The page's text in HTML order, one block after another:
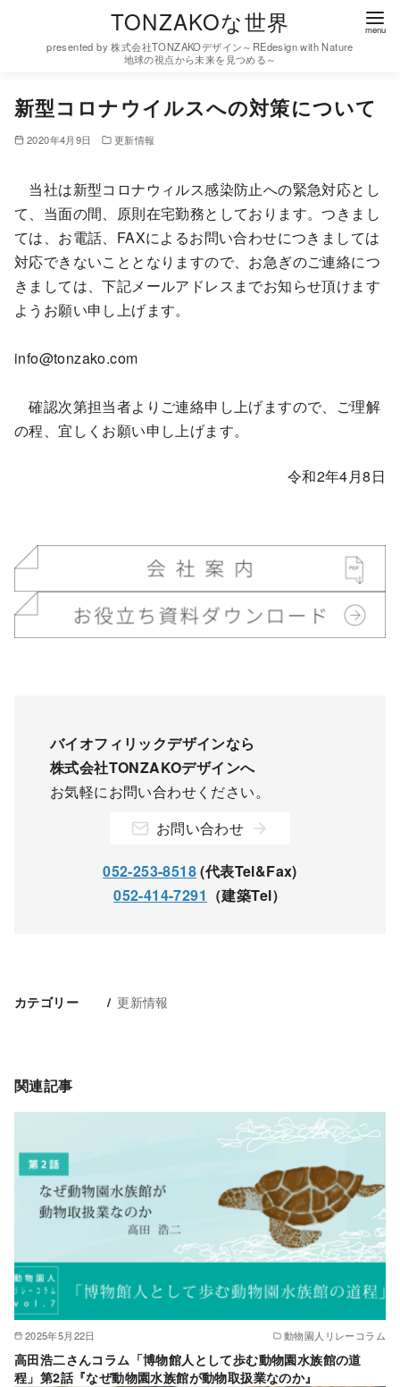
TONZAKOな世界
presented by 株式会社TONZAKOデザイン～REdesign with Nature
地球の視点から未来を見つめる～
新型コロナウイルスへの対策について
2020年4月9日 更新情報
当社は新型コロナウィルス感染防止への緊急対応とし
て、当面の間、原則在宅勤務としております。つきまし
ては、お電話、FAXによるお問い合わせにつきましては
対応できないこととなりますので、お急ぎのご連絡につ
きましては、下記メールアドレスまでお知らせ頂けます
ようお願い申し上げます。
info@tonzako.com
確認次第担当者よりご連絡申し上げますので、ご理解
の程、宜しくお願い申し上げます。
令和2年4月8日
バイオフィリックデザインなら
株式会社TONZAKOデザインへ
お気軽にお問い合わせください。
お問い合わせ
052-253-8518(代表Tel&Fax)
052-414-7291 （建築Tel）
カテゴリー 更新情報
関連記事
2025年5月22日 動物園人リレーコラム
高田浩二さんコラム「博物館人として歩む動物園水族館の道
程」第2話『なぜ動物園水族館が動物取扱業なのか』